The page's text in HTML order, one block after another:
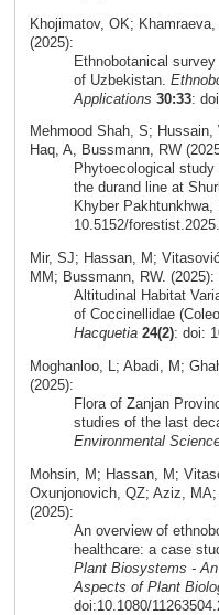
Khojimatov, OK;
(2025):
Ethnobotanical
of Uzbekistan.
Applications 30:33:
Mehmood Shah, S;
Haq, A, Bussmann, RW
Phytoecological
the durand line at
Khyber Pakhtunkhwa,
10.5152/
Mir, SJ; Hassan, M;
MM; Bussmann, RW. (2025):
Altitudinal Habitat
of Coccinellidae
Hacquetia 24(2): doi:
Moghanloo, L; Abadi, M;
(2025):
Flora of Zanjan
studies of the last
Environmental
Mohsin, M; Hassan, M;
Oxunjonovich, QZ; Aziz,
(2025):
An overview of
healthcare: a case
Plant Biosystems -
Aspects of Plant
doi:10.1080/